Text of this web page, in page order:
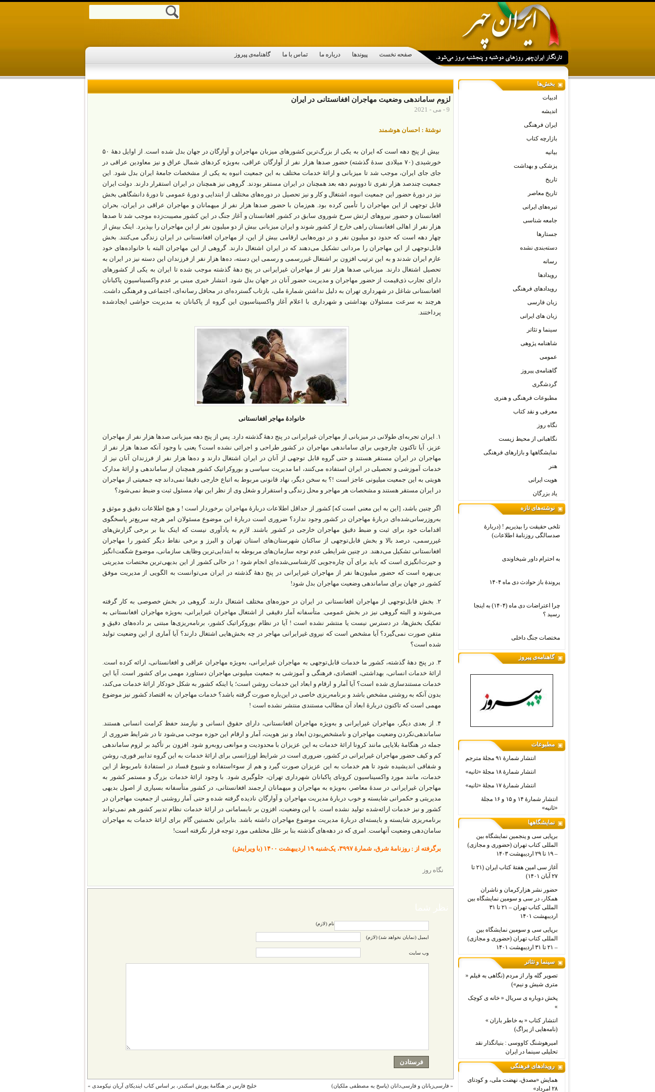
صفحه نخست پیوندها درباره ما تماس با ما گاهنامه‌ی پیروز
لزوم ساماندهی وضعیت مهاجران افغانستانی در ایران
9 - می - 2021
نوشتۀ : احسان هوشمند
بیش از پنج دهه است که ایران به یکی از بزرگ‌ترین کشورهای میزبان مهاجران و آوارگان در جهان بدل شده است. از اوایل دهۀ ۵۰
خورشیدی (۷۰ میلادی سدۀ گذشته) حضور صدها هزار نفر از آوارگان عراقی، به‌ویژه کردهای شمال عراق و نیز معاودین عراقی در
جای جای ایران، موجب شد تا میزبانی و ارائۀ خدمات مختلف به این جمعیت انبوه به یکی از مشخصات جامعۀ ایران بدل شود. این
جمعیت چندصد هزار نفری تا دو‌ونیم دهه بعد همچنان در ایران مستقر بودند. گروهی نیز همچنان در ایران استقرار دارند. دولت ایران
نیز در دورۀ حضور این جمعیت انبوه، اشتغال و کار و نیز تحصیل در دوره‌های مختلف از ابتدایی و دورۀ عمومی تا دورۀ دانشگاهی بخش
قابل توجهی از این مهاجران را تأمین کرده بود. هم‌زمان با حضور صدها هزار نفر از میهمانان و مهاجران عراقی در ایران، بحران
افغانستان و حضور نیروهای ارتش سرخ شوروی سابق در کشور افغانستان و آغاز جنگ در این کشور مصیبت‌زده موجب شد تا صدها
هزار نفر از اهالی افغانستان راهی خارج از کشور شوند و ایران میزبانی بیش از دو میلیون نفر از این مهاجران را بپذیرد. اینک بیش از
چهار دهه است که حدود دو میلیون نفر و در دوره‌هایی ارقامی بیش از این، از مهاجران افغانستانی در ایران زندگی می‌کنند. بخش
قابل‌توجهی از این مهاجران را مردانی تشکیل می‌دهند که در ایران اشتغال دارند. گروهی از این مهاجران البته با خانواده‌های خود
عازم ایران شدند و به این‌ ترتیب افزون بر اشتغال غیررسمی و رسمی این دسته، ده‌ها هزار نفر از فرزندان این دسته نیز در ایران به
تحصیل اشتغال دارند. میزبانی صدها هزار نفر از مهاجران غیرایرانی در پنج دهۀ گذشته موجب شده تا ایران به یکی از کشورهای
دارای تجارب ذی‌قیمت از حضور مهاجران و مدیریت حضور آنان در جهان بدل شود. انتشار خبری مبنی بر عدم واکسیناسیون پاکبانان
افغانستانی شاغل در شهرداری تهران به دلیل نداشتن شمارۀ ملی، بازتاب گسترده‌ای در محافل رسانه‌ای، اجتماعی و فرهنگی داشت.
هرچند به سرعت مسئولان بهداشتی و شهرداری با اعلام آغاز واکسیناسیون این گروه از پاکبانان به مدیریت حواشی ایجادشده
پرداختند.
خانوادۀ مهاجر افغانستانی
۱. ایران تجربه‌ای طولانی در میزبانی از مهاجران غیرایرانی در پنج دهۀ گذشته دارد. پس از پنج دهه میزبانی صدها هزار نفر از مهاجران
عزیز، آیا تاکنون چارچوبی برای ساماندهی مهاجران در کشور طراحی و اجرائی نشده است؟ یعنی با وجود آنکه صدها هزار نفر از
مهاجران در ایران مستقر هستند و حتی گروه قابل توجهی از آنان در ایران اشتغال دارند و ده‌ها هزار نفر از فرزندان آنان نیز از
خدمات آموزشی و تحصیلی در ایران استفاده می‌کنند، اما مدیریت سیاسی و بوروکراتیک کشور همچنان از ساماندهی و ارائۀ مدارک
هویتی به این جمعیت میلیونی عاجز است !؟ به سخن دیگر، نهاد قانونی مربوط به اتباع خارجی دقیقا نمی‌داند چه جمعیتی از مهاجران
در ایران مستقر هستند و مشخصات هر مهاجر و محل زندگی و استقرار و شغل وی از نظر این نهاد مسئول ثبت و ضبط نمی‌شود؟
اگر چنین باشد، [این به این معنی است که] کشور از حداقل اطلاعات دربارۀ مهاجران برخوردار است ! و هیچ اطلاعات دقیق و موثق و
به‌روزرسانی‌شده‌ای دربارۀ مهاجران در کشور وجود ندارد؟ ضروری است دربارۀ این موضوع مسئولان امر هرچه سریع‌تر پاسخگوی
اقدامات خود برای ثبت و ضبط دقیق مهاجران خارجی در کشور باشند. لازم به یادآوری نیست که اینک بنا بر برخی گزارش‌های
غیررسمی، درصد بالا و بخش قابل‌توجهی از ساکنان شهرستان‌های استان تهران و البرز و برخی نقاط دیگر کشور را مهاجران
افغانستانی تشکیل می‌دهند. در چنین شرایطی عدم توجه سازمان‌های مربوطه به ابتدایی‌ترین وظایف سازمانی، موضوع شگفت‌انگیز
و حیرت‌انگیزی است که باید برای آن چاره‌جویی کارشناسی‌شده‌ای انجام شود ! در حالی کشور از این بدیهی‌ترین مختصات مدیریتی
بی‌بهره است که حضور میلیون‌ها نفر از مهاجران غیرایرانی در پنج دهۀ گذشته در ایران می‌توانست به الگویی از مدیریت موفق
کشور در جهان برای ساماندهی وضعیت مهاجران بدل شود!
۲. بخش قابل‌توجهی از مهاجران افغانستانی در ایران در حوزه‌های مختلف اشتغال دارند. گروهی در بخش خصوصی به کار گرفته
می‌شوند و البته گروهی نیز در بخش عمومی. متأسفانه آمار دقیقی از اشتغال مهاجران غیرایرانی، به‌ویژه مهاجران افغانستانی به
تفکیک بخش‌ها، در دسترس نیست یا منتشر نشده است ! آیا در نظام بوروکراتیک کشور، برنامه‌ریزی‌ها مبتنی بر داده‌های دقیق و
متقن صورت نمی‌گیرد؟ آیا مشخص است که نیروی غیرایرانی مهاجر در چه بخش‌هایی اشتغال دارند؟ آیا آماری از این وضعیت تولید
شده است؟
۳. در پنج دهۀ گذشته، کشور ما خدمات قابل‌توجهی به مهاجران غیرایرانی، به‌ویژه مهاجران عراقی و افغانستانی، ارائه کرده است.
ارائۀ خدمات انسانی، بهداشتی، اقتصادی، فرهنگی و آموزشی به جمعیت میلیونی مهاجران دستاورد مهمی برای کشور است. آیا این
خدمات مستندسازی شده است؟ آیا آمار و ارقام و ابعاد این خدمات روشن است؛ یا اینکه کشور به شکل خودکار ارائۀ خدمات می‌کند،
بدون آنکه به روشنی مشخص باشد و برنامه‌ریزی خاصی در‌ این‌باره صورت گرفته باشد؟ خدمات مهاجران به اقتصاد کشور نیز موضوع
مهمی است که تاکنون دربارۀ ابعاد آن مطالب مستندی منتشر نشده است !
۴. از بعدی دیگر، مهاجران غیرایرانی و به‌ویژه مهاجران افغانستانی، دارای حقوق انسانی و نیازمند حفظ کرامت انسانی هستند.
ساماندهی‌نکردن وضعیت مهاجران و نامشخص‌بودن ابعاد و نیز هویت، آمار و ارقام این حوزه موجب می‌شود تا در شرایط ضروری از
جمله در هنگامۀ بلایایی مانند کرونا ارائۀ خدمات به این عزیزان با محدودیت و موانعی روبه‌رو شود. افزون بر تأکید بر لزوم ساماندهی
کم و کیف حضور مهاجران غیرایرانی در کشور، ضروری است در شرایط اورژانسی برای ارائۀ خدمات به این گروه تدابیر فوری، روشن
و شفافی اندیشیده شود تا هم خدمات به این عزیزان صورت گیرد و هم از سوءاستفاده و شیوع فساد در استفادۀ نامربوط از این
خدمات، مانند مورد واکسیناسیون کرونای پاکبانان شهرداری تهران، جلوگیری شود. با وجود ارائۀ خدمات بزرگ و مستمر کشور به
مهاجران غیرایرانی در سدۀ معاصر، به‌ویژه به مهاجران و میهمانان ارجمند افغانستانی، در کشور متأسفانه بسیاری از اصول بدیهی
مدیریتی و حکمرانی شایسته و خوب دربارۀ مدیریت مهاجران و آوارگان نادیده گرفته شده و حتی آمار روشنی از جمعیت مهاجران در
کشور و نیز خدمات ارائه‌شده تولید نشده است. با این وضعیت، افزون بر نابسامانی در ارائۀ خدمات نظام تدبیر کشور هم نمی‌تواند
برنامه‌ریزی شایسته و بایسته‌ای دربارۀ مدیریت موضوع مهاجران داشته باشد. بنابراین نخستین گام برای ارائۀ خدمات به مهاجران
سامان‌دهی وضعیت آنهاست. امری که در دهه‌های گذشته بنا بر علل مختلفی مورد توجه قرار نگرفته است!
برگرفته از : روزنامۀ شرق، شمارۀ ۳۹۹۷، یک‌شنبه ۱۹ اردیبهشت ۱۴۰۰ (با ویرایش)
نگاه روز
نام (لازم)
ایمیل (نمایان نخواهد شد) (لازم)
وب سایت
« فارسی‌زبانان و فارسی‌دانان (پاسخ به مصطفی ملکیان) خلیج فارس در هنگامۀ یورش اسکندر، بر اساس کتاب ایندیکای آریان نیکومدی »
بخش‌ها
ادبیات
اندیشه
ایران فرهنگی
بازارچه کتاب
بیانیه
پزشکی و بهداشت
تاریخ
تاریخ معاصر
تیره‌های ایرانی
جامعه شناسی
جستارها
دسته‌بندی نشده
رسانه
رویدادها
رویدادهای فرهنگی
زبان فارسی
زبان های ایرانی
سینما و تئاتر
شاهنامه پژوهی
عمومی
گاهنامه‌ی پیروز
گردشگری
مطبوعات فرهنگی و هنری
معرفی و نقد کتاب
نگاه روز
نگاهبانی از محیط زیست
نمایشگاهها و بازارهای فرهنگی
هنر
هویت ایرانی
یاد بزرگان
نوشته‌های تازه
تلخی حقیقت را بپذیریم ! (دربارۀ
صدسالگی روزنامۀ اطلاعات)
به احترام داور شیخاوندی
پروندۀ باز حوادث دی ماه ۱۴۰۴
چرا اعتراضات دی‌ ماه (۱۴۰۴) به اینجا
رسید ؟
مختصات جنگ داخلی
گاهنامه‌ی پیروز
مطبوعات
انتشار شمارۀ ۹۱ مجلۀ مترجم
انتشار شمارۀ ۱۸ مجلۀ «ثانیه»
انتشار شمارۀ ۱۷ مجلۀ «ثانیه»
انتشار شمارۀ ۱۴ و ۱۵ و ۱۶ مجلۀ
«ثانیه»
نمایشگاهها
برپایی سی و پنجمین نمایشگاه بین
المللی کتاب تهران (حضوری و مجازی)
– ۱۹ تا ۲۹ اردیبهشت ۱۴۰۳
آغاز سی امین هفتۀ کتاب ایران (۲۱ تا
۲۷ آبان ۱۴۰۱)
حضور نشر هزارکرمان و ناشران
همکار، در سی و سومین نمایشگاه بین
المللی کتاب تهران – ۲۱ تا ۳۱
اردیبهشت ۱۴۰۱
برپایی سی و سومین نمایشگاه بین
المللی کتاب تهران (حضوری و مجازی)
– ۲۱ تا ۳۱ اردیبهشت ۱۴۰۱
سینما و تئاتر
تصویر گله وار از مردم (نگاهی به فیلم «
متری شیش و نیم»)
پخش دوباره ی سریال « خانه ی کوچک
»
انتشار کتاب « به خاطر باران »
(نامه‌هایی از پراگ)
امیرهوشنگ کاووسی : بنیانگذار نقد
تحلیلی سینما در ایران
رویدادهای فرهنگی
همایش «مصدق، نهضت ملی، و کودتای
۲۸ امرداد»